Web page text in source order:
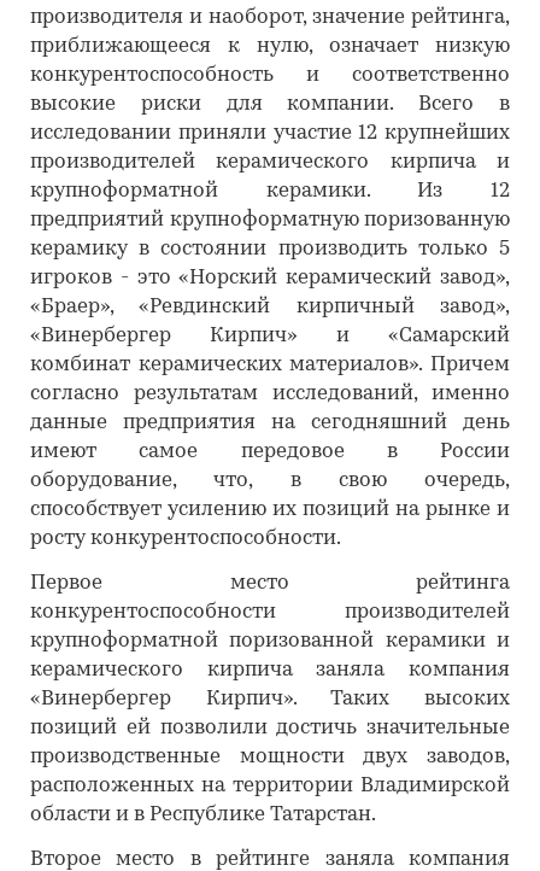
производителя и наоборот, значение рейтинга,
приближающееся к нулю, означает низкую
конкурентоспособность и соответственно
высокие риски для компании. Всего в
исследовании приняли участие 12 крупнейших
производителей керамического кирпича и
крупноформатной керамики. Из 12
предприятий крупноформатную поризованную
керамику в состоянии производить только 5
игроков - это «Норский керамический завод»,
«Браер», «Ревдинский кирпичный завод»,
«Винербергер Кирпич» и «Самарский
комбинат керамических материалов». Причем
согласно результатам исследований, именно
данные предприятия на сегодняшний день
имеют самое передовое в России
оборудование, что, в свою очередь,
способствует усилению их позиций на рынке и
росту конкурентоспособности.
Первое место рейтинга
конкурентоспособности производителей
крупноформатной поризованной керамики и
керамического кирпича заняла компания
«Винербергер Кирпич». Таких высоких
позиций ей позволили достичь значительные
производственные мощности двух заводов,
расположенных на территории Владимирской
области и в Республике Татарстан.
Второе место в рейтинге заняла компания